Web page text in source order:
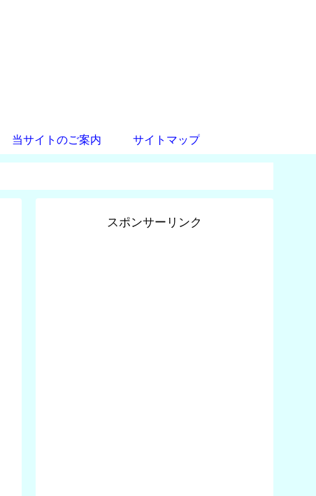
当サイトのご案内 サイトマップ
スポンサーリンク